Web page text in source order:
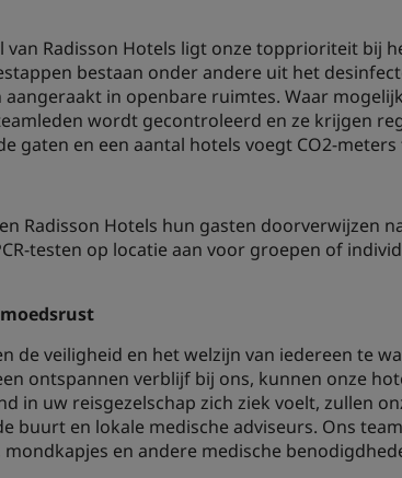
Radisson Hotels ligt onze topprioriteit bij
bestaan onder andere uit het
in openbare ruimtes. Waar
wordt gecontroleerd en ze krijgen
gaten en een aantal hotels voegt CO2-
Radisson Hotels hun gasten doorverwijzen
testen op locatie aan voor groepen of
de veiligheid en het welzijn van iedereen te
ontspannen verblijf bij ons, kunnen onze
in uw reisgezelschap zich ziek voelt, zullen
buurt en lokale medische adviseurs. Ons
en andere medische